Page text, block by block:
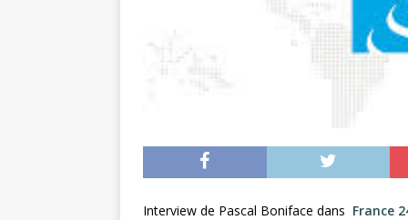
Interview de Pascal Boniface dans France